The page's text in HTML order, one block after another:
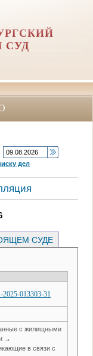
СУД
дел
СУДЕ
2025-013303-31
с жилищными
→
в связи с